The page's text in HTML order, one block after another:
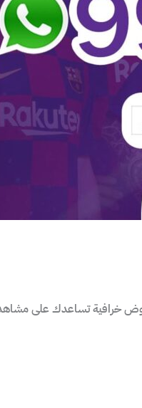
خرافية تساعدك على مشاهدة